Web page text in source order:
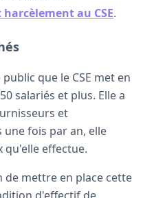
au CSE.
que le CSE met en
salariés et plus. Elle a
et
une fois par an, elle
qu'elle effectue.
de mettre en place cette
d'effectif de